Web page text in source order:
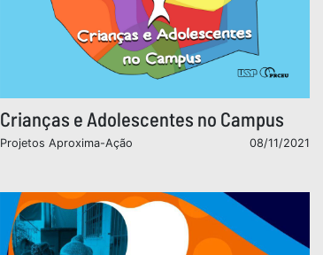
Crianças e Adolescentes no Campus
08/11/2021
Projetos Aproxima-Ação